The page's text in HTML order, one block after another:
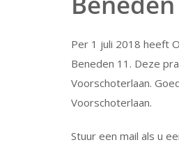
Per 1 juli 2018 heeft
Beneden 11. Deze
Voorschoterlaan.
Voorschoterlaan.
Stuur een mail als u